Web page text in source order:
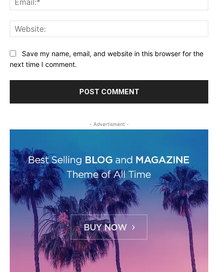
Save my name, email, and website in this browser for the
next time I comment.
- Advertisment -